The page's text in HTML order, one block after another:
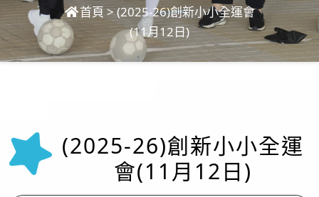
首頁>(2025-26)創新小小全運會
(11月12日)
(2025-26)創新小小全運
會(11月12日)